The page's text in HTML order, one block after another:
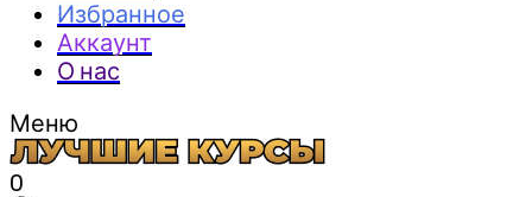
Избранное
Аккаунт
О нас
Меню
0